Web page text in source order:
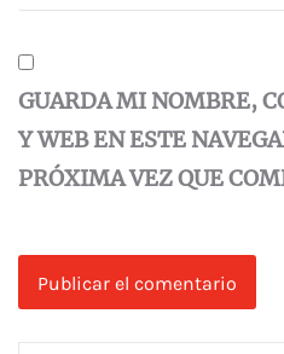
GUARDA MI NOMBRE,
Y WEB EN ESTE
PRÓXIMA VEZ QUE